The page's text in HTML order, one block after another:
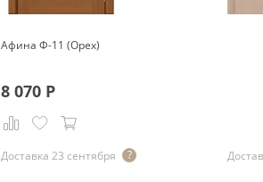
Афина Ф-11 (Орех)
8 070 Р
Доставка 23 сентября